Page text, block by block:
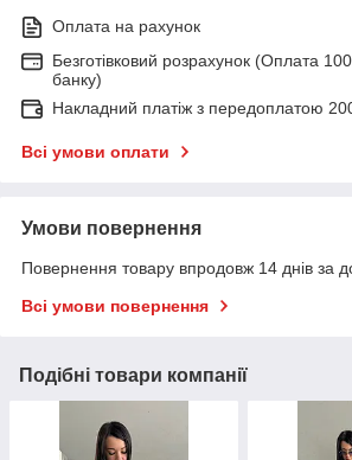
Оплата на рахунок
Безготівковий розрахунок (Оплата
банку)
Накладний платіж з передоплатою
Всі умови оплати
Умови повернення
Повернення товару впродовж 14 днів за
Всі умови повернення
Подібні товари компанії